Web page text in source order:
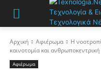
Αρχική Αφιέρωμα
Η
καινοτομία και
Αφιέρωμα